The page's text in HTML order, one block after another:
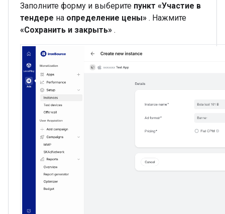
Заполните форму и выберите пункт «Участие в
тендере на определение цены» . Нажмите
«Сохранить и закрыть» .